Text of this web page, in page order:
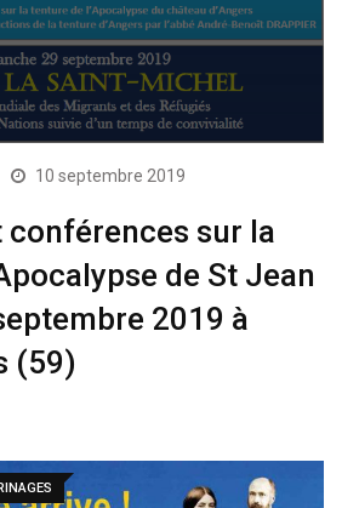
10 septembre 2019
conférences sur la
de St Jean
2019 à
(59)